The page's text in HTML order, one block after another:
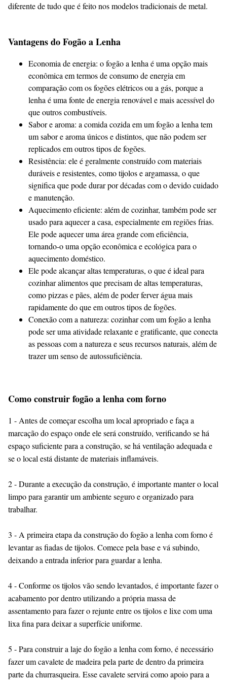
diferente de tudo que é feito nos modelos tradicionais de metal.
Vantagens do Fogão a Lenha
Economia de energia: o fogão a lenha é uma opção mais
econômica em termos de consumo de energia em
comparação com os fogões elétricos ou a gás, porque a
lenha é uma fonte de energia renovável e mais acessível do
que outros combustíveis.
Sabor e aroma: a comida cozida em um fogão a lenha tem
um sabor e aroma únicos e distintos, que não podem ser
replicados em outros tipos de fogões.
Resistência: ele é geralmente construído com materiais
duráveis ​​e resistentes, como tijolos e argamassa, o que
significa que pode durar por décadas com o devido cuidado
e manutenção.
Aquecimento eficiente: além de cozinhar, também pode ser
usado para aquecer a casa, especialmente em regiões frias.
Ele pode aquecer uma área grande com eficiência,
tornando-o uma opção econômica e ecológica para o
aquecimento doméstico.
Ele pode alcançar altas temperaturas, o que é ideal para
cozinhar alimentos que precisam de altas temperaturas,
como pizzas e pães, além de poder ferver água mais
rapidamente do que em outros tipos de fogões.
Conexão com a natureza: cozinhar com um fogão a lenha
pode ser uma atividade relaxante e gratificante, que conecta
as pessoas com a natureza e seus recursos naturais, além de
trazer um senso de autossuficiência.
Como construir fogão a lenha com forno
1 - Antes de começar escolha um local apropriado e faça a
marcação do espaço onde ele será construído, verificando se há
espaço suficiente para a construção, se há ventilação adequada e
se o local está distante de materiais inflamáveis.
2 - Durante a execução da construção, é importante manter o local
limpo para garantir um ambiente seguro e organizado para
trabalhar.
3 - A primeira etapa da construção do fogão a lenha com forno é
levantar as fiadas de tijolos. Comece pela base e vá subindo,
deixando a entrada inferior para guardar a lenha.
4 - Conforme os tijolos vão sendo levantados, é importante fazer o
acabamento por dentro utilizando a própria massa de
assentamento para fazer o rejunte entre os tijolos e lixe com uma
lixa fina para deixar a superfície uniforme.
5 - Para construir a laje do fogão a lenha com forno, é necessário
fazer um cavalete de madeira pela parte de dentro da primeira
parte da churrasqueira. Esse cavalete servirá como apoio para a